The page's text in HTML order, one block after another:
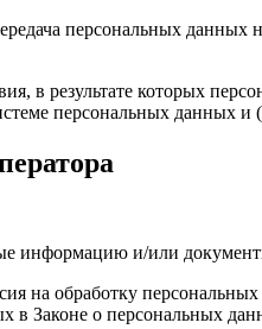
персональных данных
в результате которых
персональных данных
информацию и/или
на обработку
в Законе о персональных